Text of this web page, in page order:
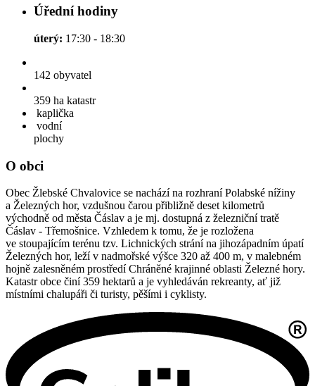
Úřední hodiny
úterý: 17:30 - 18:30
142 obyvatel
359 ha katastr
kaplička
vodní
plochy
O obci
Obec Žlebské Chvalovice se nachází na rozhraní Polabské nížiny
a Železných hor, vzdušnou čarou přibližně deset kilometrů
východně od města Čáslav a je mj. dostupná z železniční tratě
Čáslav - Třemošnice. Vzhledem k tomu, že je rozložena
ve stoupajícím terénu tzv. Lichnických strání na jihozápadním úpatí
Železných hor, leží v nadmořské výšce 320 až 400 m, v malebném
hojně zalesněném prostředí Chráněné krajinné oblasti Železné hory.
Katastr obce činí 359 hektarů a je vyhledáván rekreanty, ať již
místními chalupáři či turisty, pěšími i cyklisty.